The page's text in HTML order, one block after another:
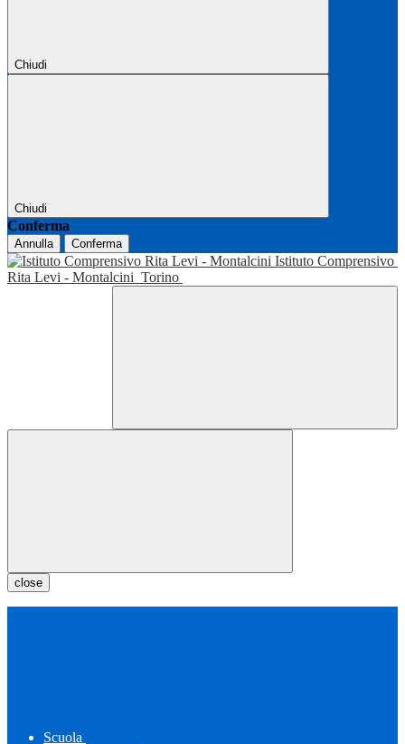
Chiudi
Chiudi
Conferma
Annulla Conferma
Istituto Comprensivo
Rita Levi - Montalcini Torino
close
Scuola